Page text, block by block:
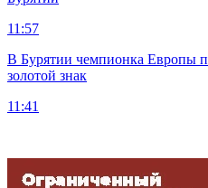
11:57
В Бурятии чемпионка Европы
золотой знак
11:41